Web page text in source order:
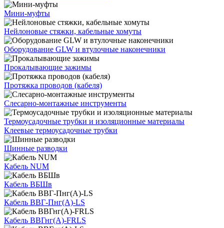
Мини-муфты
Нейлоновые стяжки, кабельные хомуты
Оборудование GLW и втулочные наконечники
Прокалывающие зажимы
Протяжка проводов (кабеля)
Слесарно-монтажные инструменты
Термоусадочные трубки и изоляционные материалы
Клеевые термоусадочные трубки
Шинные разводки
Кабель NUM
Кабель ВБШв
Кабель ВВГ-Пнг(А)-LS
Кабель ВВГнг(А)-FRLS